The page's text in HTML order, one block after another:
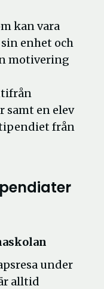
kan vara
enhet och
motivering
samt en elev
från
under
alltid